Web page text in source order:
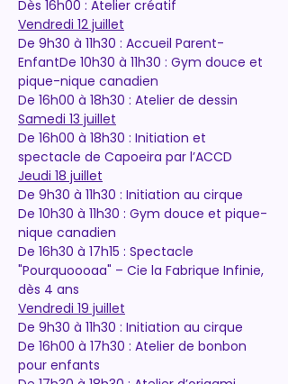
Dès 16h00 : Atelier créatif
Vendredi 12 juillet
De 9h30 à 11h30 : Accueil Parent-
EnfantDe 10h30 à 11h30 : Gym douce et
pique-nique canadien
De 16h00 à 18h30 : Atelier de dessin
Samedi 13 juillet
De 16h00 à 18h30 : Initiation et
spectacle de Capoeira par l’ACCD
Jeudi 18 juillet
De 9h30 à 11h30 : Initiation au cirque
De 10h30 à 11h30 : Gym douce et pique-
nique canadien
De 16h30 à 17h15 : Spectacle
"Pourquoooaa" – Cie la Fabrique Infinie,
dès 4 ans
Vendredi 19 juillet
De 9h30 à 11h30 : Initiation au cirque
De 16h00 à 17h30 : Atelier de bonbon
pour enfants